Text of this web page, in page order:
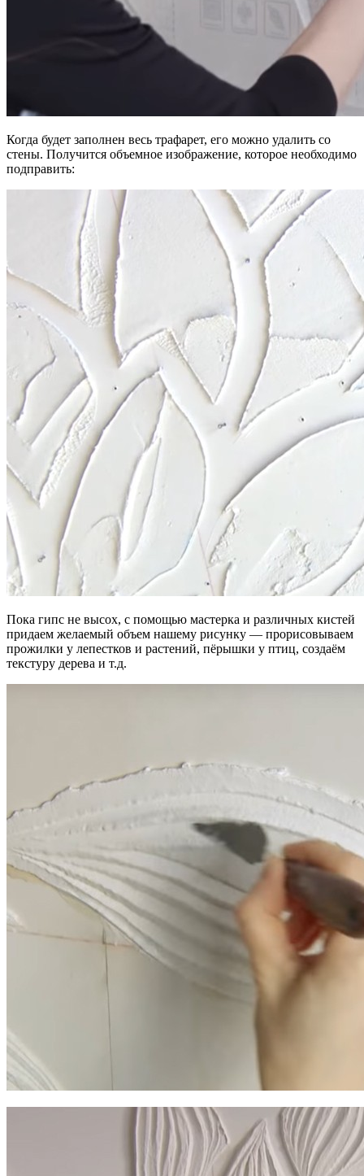
Когда будет заполнен весь трафарет, его можно удалить со
стены. Получится объемное изображение, которое необходимо
подправить:
Пока гипс не высох, с помощью мастерка и различных кистей
придаем желаемый объем нашему рисунку — прорисовываем
прожилки у лепестков и растений, пёрышки у птиц, создаём
текстуру дерева и т.д.